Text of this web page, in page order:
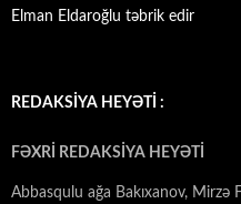
Elman Eldaroğlu təbrik edir
REDAKSİYA HEYƏTİ :
FƏXRİ REDAKSİYA HEYƏTİ
Abbasqulu ağa Bakıxanov, Mirzə